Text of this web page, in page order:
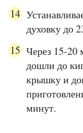
духовку до
Через 15-20
дошли до
крышку и
минут.